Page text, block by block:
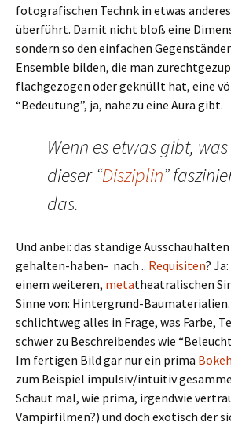
fotografischen Technk in etwas
überführt. Damit nicht bloß eine
sondern so den einfachen
Ensemble bilden, die man
flachgezogen oder geknüllt hat, eine
“Bedeutung”, ja, nahezu eine Aura gibt.
Wenn es etwas gibt,
dieser “Disziplin”
das.
Und anbei: das ständige Ausschauhalten
gehalten-haben- nach .. Requisiten?
einem weiteren, metatheatralischen
Sinne von: Hintergrund-
schlichtweg alles in Frage, was Farbe,
schwer zu Beschreibendes wie
Im fertigen Bild gar nur ein prima Bokeh
zum Beispiel impulsiv/intuitiv
Schaut mal, wie prima, irgendwie
Vampirfilmen?) und doch exotisch der